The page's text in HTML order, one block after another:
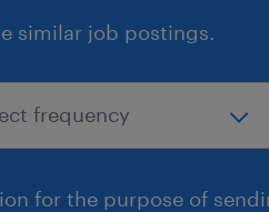
similar job postings.
for the purpose of